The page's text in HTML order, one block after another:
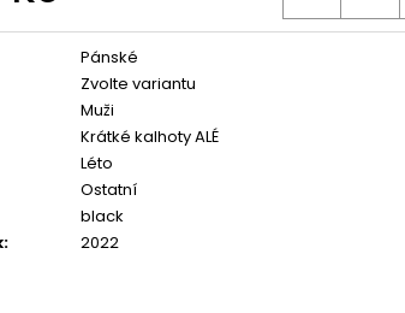
Pánské
Zvolte variantu
Muži
Krátké kalhoty ALÉ
Léto
Ostatní
black
: 2022
IONILYTE HYPOTONIC